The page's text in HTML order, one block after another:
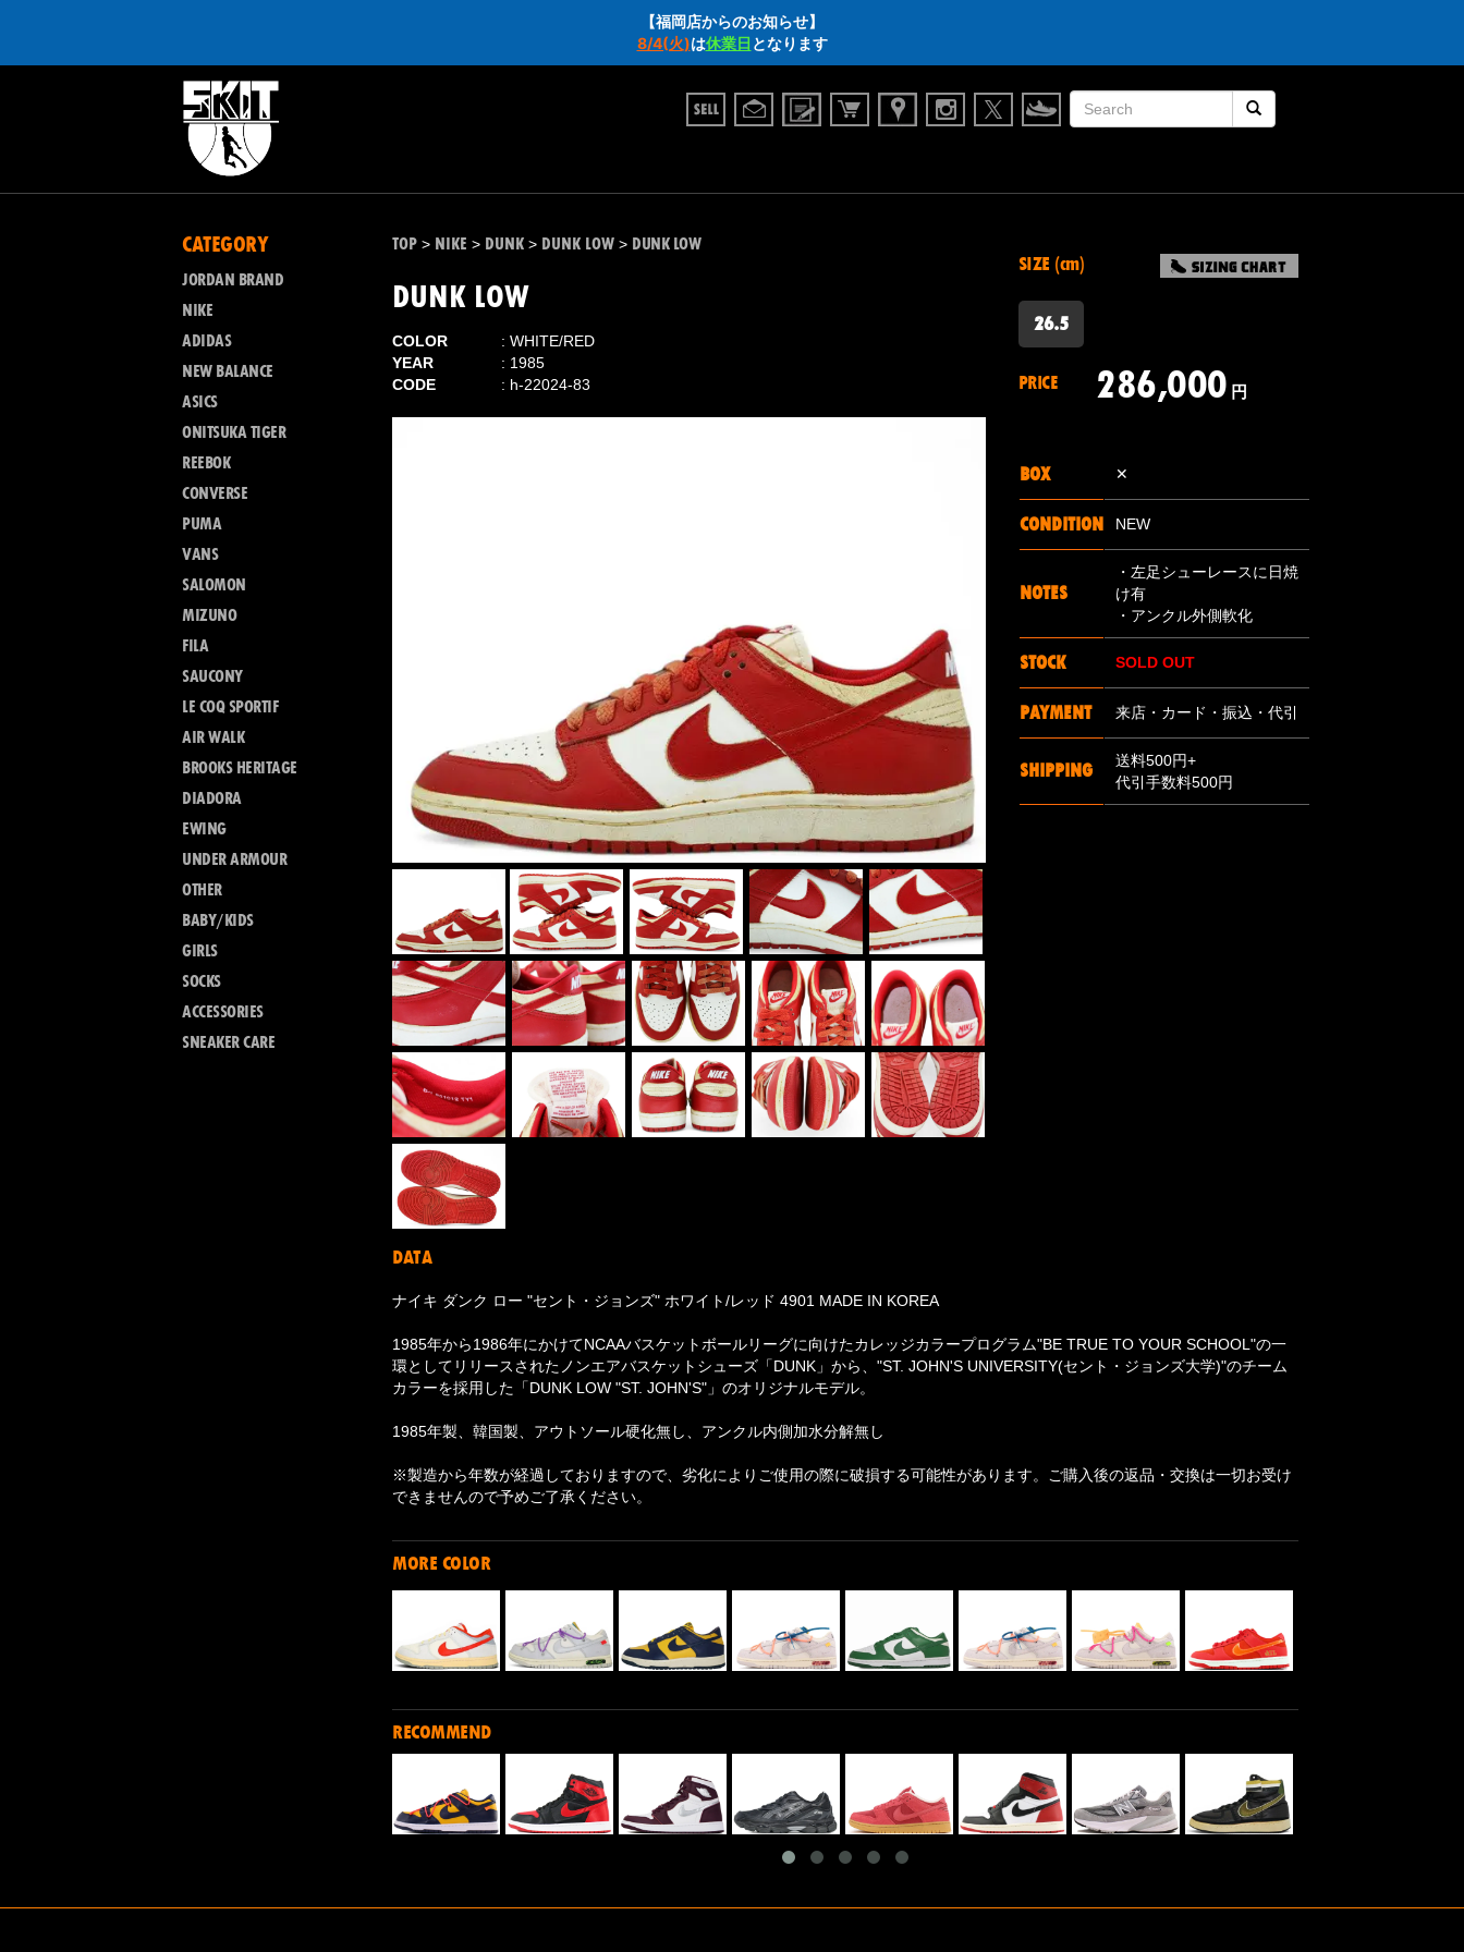
【福岡店からのお知らせ】
8/4(火)は休業日 となります
CATEGORY
JORDAN BRAND
NIKE
ADIDAS
NEW BALANCE
ASICS
ONITSUKA TIGER
REEBOK
CONVERSE
PUMA
VANS
SALOMON
MIZUNO
FILA
SAUCONY
LE COQ SPORTIF
AIR WALK
BROOKS HERITAGE
DIADORA
EWING
UNDER ARMOUR
OTHER
BABY/KIDS
GIRLS
SOCKS
ACCESSORIES
SNEAKER CARE
TOP > NIKE > DUNK > DUNK LOW > DUNK LOW
DUNK LOW
COLOR
WHITE/RED
YEAR
1985
CODE
h-22024-83
SIZE (cm)
26.5
PRICE 286,000 円
BOX ✕
CONDITION NEW
NOTES
・左足シューレースに日焼
け有
・アンクル外側軟化
STOCK SOLD OUT
PAYMENT 来店・カード・振込・代引
SHIPPING
送料500円+
代引手数料500円
DATA
ナイキ ダンク ロー "セント・ジョンズ" ホワイト/レッド 4901 MADE IN KOREA
1985年から1986年にかけてNCAAバスケットボールリーグに向けたカレッジカラープログラム"BE TRUE TO YOUR SCHOOL"の一
環としてリリースされたノンエアバスケットシューズ「DUNK」から、"ST. JOHN'S UNIVERSITY(セント・ジョンズ大学)"のチーム
カラーを採用した「DUNK LOW "ST. JOHN'S"」のオリジナルモデル。
1985年製、韓国製、アウトソール硬化無し、アンクル内側加水分解無し
※製造から年数が経過しておりますので、劣化によりご使用の際に破損する可能性があります。ご購入後の返品・交換は一切お受け
できませんので予めご了承ください。
MORE COLOR
RECOMMEND